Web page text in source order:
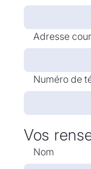
Adresse
Numéro de
Vos
Nom